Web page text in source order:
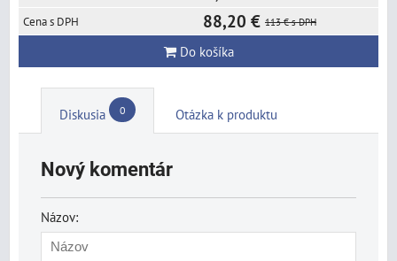
88,20 € 113 € s DPH
Do košíka
Diskusia 0 Otázka k produktu
Nový komentár
Názov: